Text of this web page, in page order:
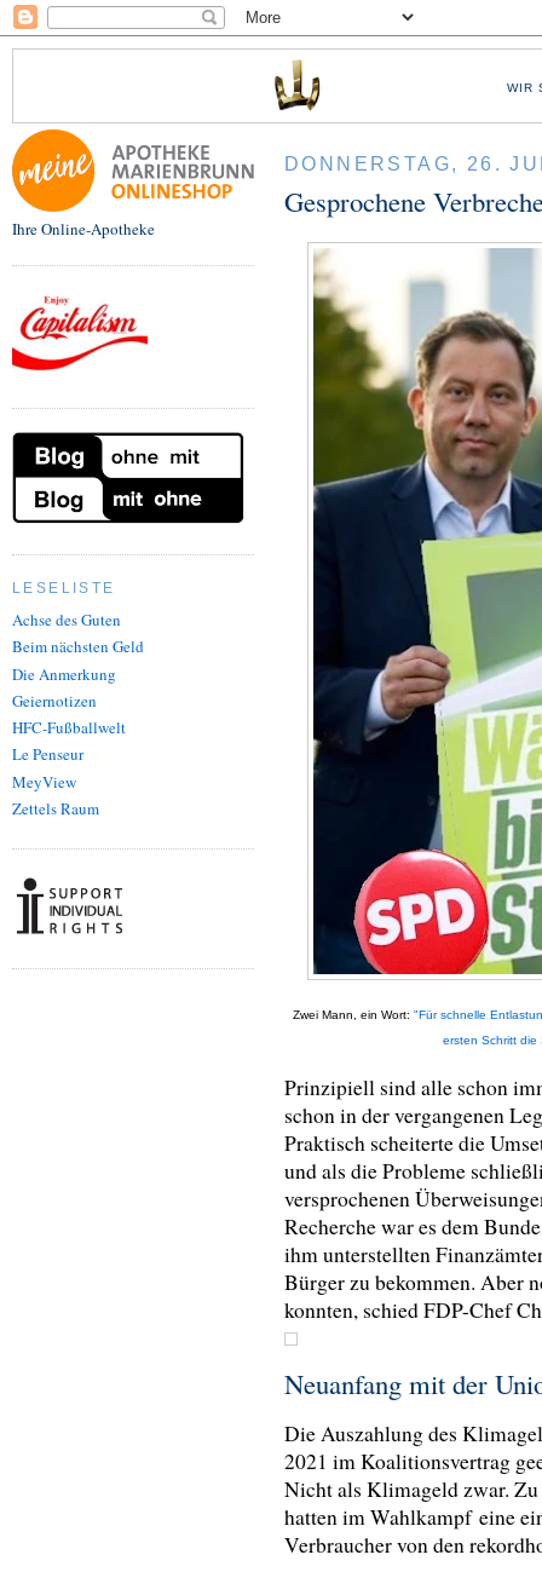
WIR
Ihre Online-Apotheke
LESELISTE
Achse des Guten
Beim nächsten Geld
Die Anmerkung
Geiernotizen
HFC-Fußballwelt
Le Penseur
MeyView
Zettels Raum
DONNERSTAG, 26.
Gesprochene
Zwei Mann, ein Wort: "Für schnelle
ersten Schritt die
Prinzipiell sind alle schon
schon in der vergangenen
Praktisch scheiterte die
und als die Probleme
versprochenen
Recherche war es dem
ihm unterstellten
Bürger zu bekommen. Aber
konnten, schied FDP-Chef
Neuanfang mit der
Die Auszahlung des
2021 im Koalitionsvertrag
Nicht als Klimageld zwar.
hatten im Wahlkampf eine
Verbraucher von den